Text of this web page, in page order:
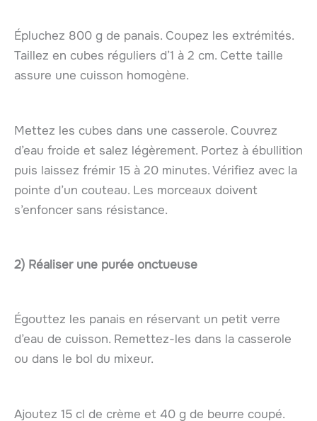
Épluchez 800 g de panais. Coupez les extrémités.
Taillez en cubes réguliers d’1 à 2 cm. Cette taille
assure une cuisson homogène.
Mettez les cubes dans une casserole. Couvrez
d’eau froide et salez légèrement. Portez à ébullition
puis laissez frémir 15 à 20 minutes. Vérifiez avec la
pointe d’un couteau. Les morceaux doivent
s’enfoncer sans résistance.
2) Réaliser une purée onctueuse
Égouttez les panais en réservant un petit verre
d’eau de cuisson. Remettez-les dans la casserole
ou dans le bol du mixeur.
Ajoutez 15 cl de crème et 40 g de beurre coupé.